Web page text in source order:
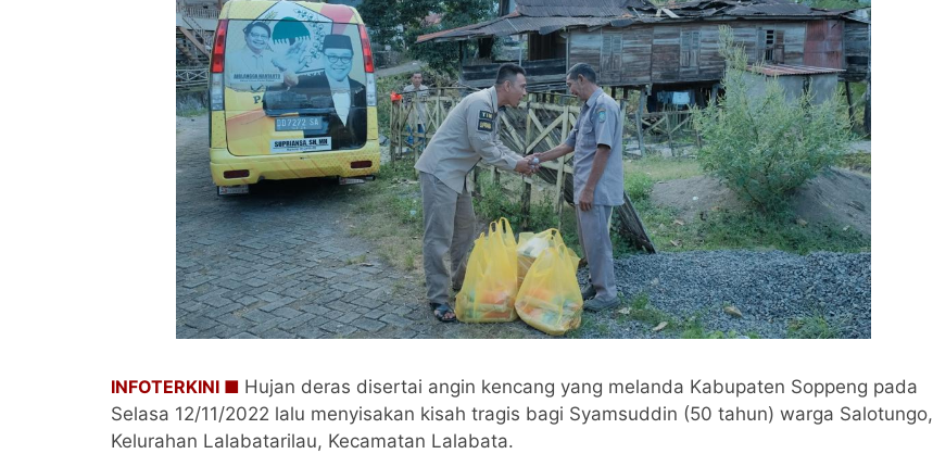
INFOTERKINI ■ Hujan deras disertai angin kencang yang melanda Kabupaten Soppeng pada
Selasa 12/11/2022 lalu menyisakan kisah tragis bagi Syamsuddin (50 tahun) warga Salotungo,
Kelurahan Lalabatarilau, Kecamatan Lalabata.